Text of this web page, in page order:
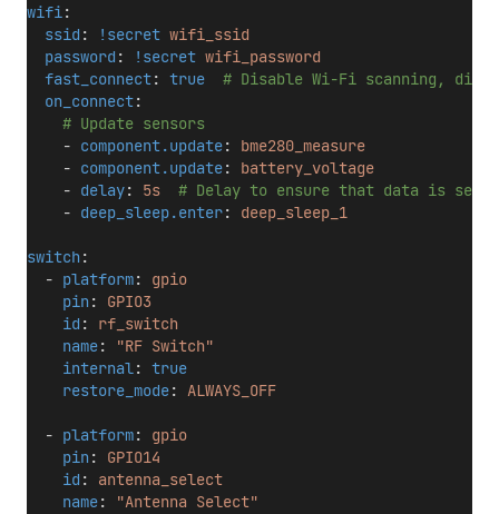
wifi :
ssid : !secret wifi_ssid
password : !secret wifi_password
fast_connect: true
# Disable Wi-Fi scanning,
on_connect:
# Update sensors
    -
component.update: bme280_measure
    -
component.update: battery_voltage
    -
delay: 5s
# Delay to ensure that data is sent
    -
deep_sleep.enter: deep_sleep_1
switch:
  -
platform: gpio
pin: GPIO3
id : rf_switch
name:
"RF Switch"
internal : true
restore_mode: ALWAYS_OFF
  -
platform: gpio
pin: GPIO14
id : antenna_select
name:
"Antenna Select"